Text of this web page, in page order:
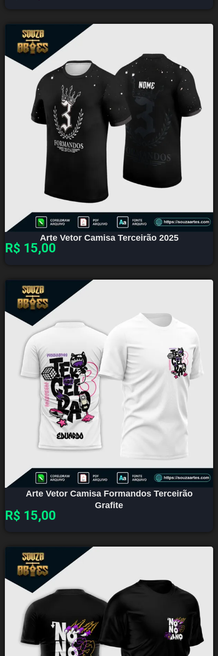
Arte Vetor Camisa Terceirão 2025
R$ 15,00
Arte Vetor Camisa Formandos Terceirão
Grafite
R$ 15,00